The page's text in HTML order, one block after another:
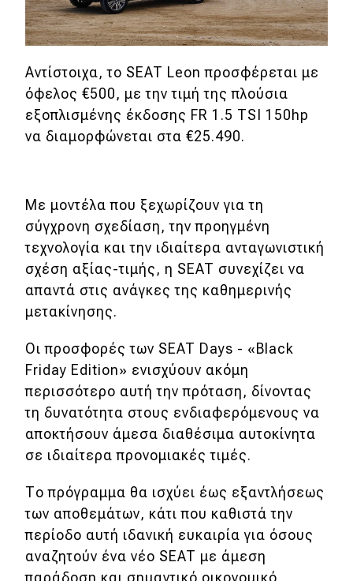
Mobility
Σταθμοί φόρτισης
Classic
Νέα
DRIVE Away
MOTO
Μεταχειρισμένο
Οδηγός αγοράς
Συμβουλές
Χρηστικά
Συμβουλές
ΚΤΕΟ
Οδική βοήθεια
Αντίστοιχα, το SEAT Leon προσφέρεται με
όφελος €500, με την τιμή της πλούσια
εξοπλισμένης έκδοσης FR 1.5 TSI 150hp
να διαμορφώνεται στα €25.490.
Με μοντέλα που ξεχωρίζουν για τη
σύγχρονη σχεδίαση, την προηγμένη
τεχνολογία και την ιδιαίτερα ανταγωνιστική
σχέση αξίας-τιμής, η SEAT συνεχίζει να
απαντά στις ανάγκες της καθημερινής
μετακίνησης.
Οι προσφορές των SEAT Days - «Black
Friday Edition» ενισχύουν ακόμη
περισσότερο αυτή την πρόταση, δίνοντας
τη δυνατότητα στους ενδιαφερόμενους να
αποκτήσουν άμεσα διαθέσιμα αυτοκίνητα
σε ιδιαίτερα προνομιακές τιμές.
Το πρόγραμμα θα ισχύει έως εξαντλήσεως
των αποθεμάτων, κάτι που καθιστά την
περίοδο αυτή ιδανική ευκαιρία για όσους
αναζητούν ένα νέο SEAT με άμεση
παράδοση και σημαντικό οικονομικό